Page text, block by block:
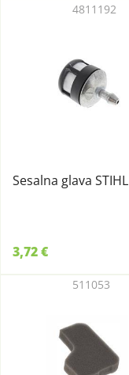
Sesalna glava STIHL
4811192
3,72 €
511053